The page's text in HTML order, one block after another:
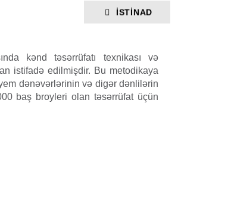
İSTINAD
kənd təsərrüfatı texnikası və
istifadə edilmişdir. Bu metodikaya
dənəvərlərinin və digər dənlilərin
baş broyleri olan təsərrüfat üçün